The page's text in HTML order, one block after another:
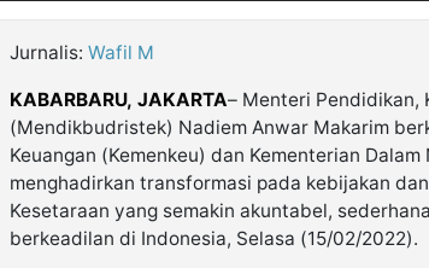
Jurnalis: Wafil M
KABARBARU, JAKARTA– Menteri Pendidikan,
(Mendikbudristek) Nadiem Anwar Makarim
Keuangan (Kemenkeu) dan Kementerian
menghadirkan transformasi pada kebijakan
Kesetaraan yang semakin akuntabel,
berkeadilan di Indonesia, Selasa (15/02/2022).